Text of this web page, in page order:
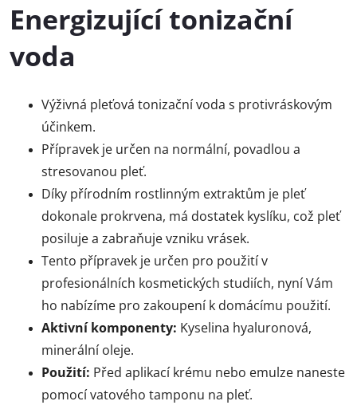
Energizující tonizační
voda
Výživná pleťová tonizační voda s protivráskovým
účinkem.
Přípravek je určen na normální, povadlou a
stresovanou pleť.
Díky přírodním rostlinným extraktům je pleť
dokonale prokrvena, má dostatek kyslíku, což pleť
posiluje a zabraňuje vzniku vrásek.
Tento přípravek je určen pro použití v
profesionálních kosmetických studiích, nyní Vám
ho nabízíme pro zakoupení k domácímu použití.
Aktivní komponenty: Kyselina hyaluronová,
minerální oleje.
Použití: Před aplikací krému nebo emulze naneste
pomocí vatového tamponu na pleť.